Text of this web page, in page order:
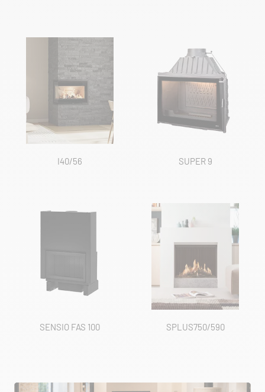
I40/56 SUPER 9
SENSIO FAS 100 SPLUS750/590